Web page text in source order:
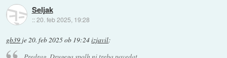
Seljak
::20. feb 2025, 19:28
gb39 je20. feb 2025 ob 19:24izjavil: